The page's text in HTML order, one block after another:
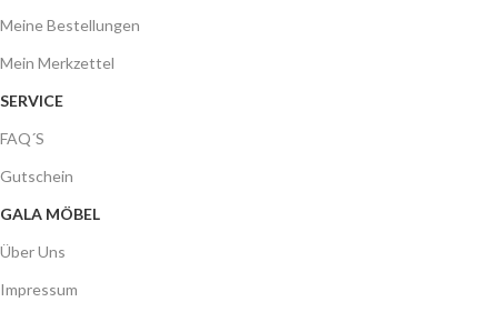
Meine Bestellungen
Mein Merkzettel
SERVICE
FAQ´S
Gutschein
GALA MÖBEL
Über Uns
Impressum